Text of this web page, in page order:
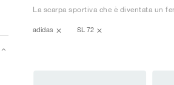
La scarpa sportiva che è diventata un
adidas SL 72